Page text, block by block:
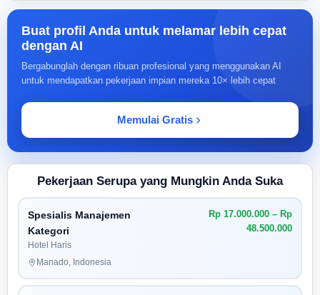
Buat profil Anda untuk melamar lebih cepat
dengan AI
Bergabunglah dengan ribuan profesional yang menggunakan AI
untuk mendapatkan pekerjaan impian mereka 10× lebih cepat
Memulai Gratis
Pekerjaan Serupa yang Mungkin Anda Suka
Spesialis Manajemen
Kategori
Hotel Haris
Rp 17.000.000 – Rp
48.500.000
Manado, Indonesia